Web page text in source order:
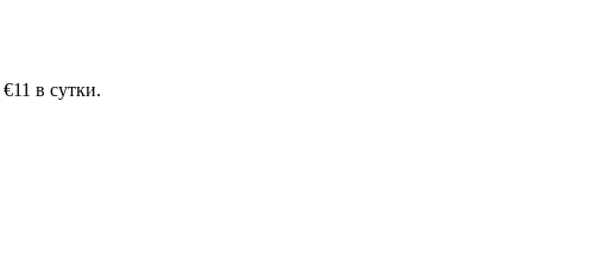
в сутки.